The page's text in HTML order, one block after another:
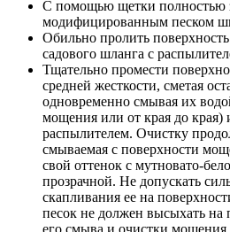
С помощью щетки полностью
модифицированным песком
Обильно пролить
садового шланга с
Тщательно промести
средней жесткости, сметая
одновременно смывая их
мощения или от края до края)
распылителем. Очистку
смываемая с поверхности
свой оттенок с мутновато-
прозрачной. Не допускать
скапливания ее на
песок не должен высыхать на
его смыва и очистки мощения.